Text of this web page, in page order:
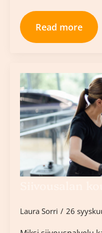
Read more
Laura Sorri 26